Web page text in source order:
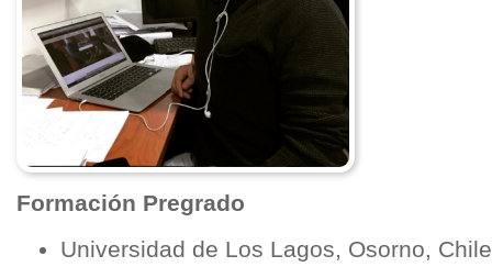
Formación Pregrado
Universidad de Los Lagos, Osorno,